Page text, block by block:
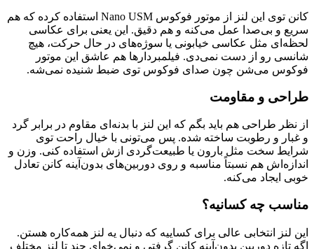
کانن توی این لنز از موتور فوکوس Nano USM استفاده کرده که هم
سریع و بی‌صدا عمل می‌کنه و هم دقیق. این یعنی برای عکاسی
لحظه‌ای مثل عکاسی خیابونی یا سوژه‌های در حال حرکت، هیچ
شانسی رو از دست نمی‌دی. فیلمبردارها هم عاشق این موتور
فوکوس می‌شن چون صدای فوکوس توی ضبط شنیده نمی‌شه.
طراحی و مقاومت
از نظر طراحی هم باید بگم که این لنز با بدنه‌ای مقاوم در برابر گرد
و غبار و رطوبت ساخته شده. پس می‌تونی با خیال راحت توی
شرایط سخت مثل بارون یا طبیعت‌گردی ازش استفاده کنی. وزن و
اندازه‌اش هم نسبتاً مناسبه و روی دوربین‌های بدون‌آینه کانن تعادل
خوبی ایجاد می‌کنه.
مناسب چه کسانیه؟
این لنز انتخابی عالی برای کساییه که دنبال یه لنز همه‌کاره هستن.
اگه تازه دوربین بدون‌آینه کانن گرفتی و نمی‌خوای چند تا لنز مختلف